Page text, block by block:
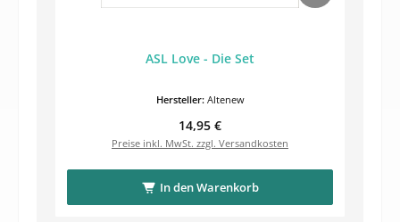
ASL Love - Die Set
Hersteller: Altenew
Regulärer Preis:
14,95 €
Preise inkl. MwSt. zzgl. Versandkosten
In den Warenkorb